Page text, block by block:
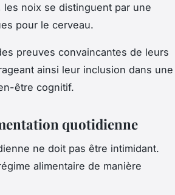
noix se distinguent par une
pour le cerveau.
preuves convaincantes de leurs
ainsi leur inclusion dans une
être cognitif.
quotidienne
ne doit pas être intimidant.
alimentaire de manière